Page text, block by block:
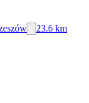
23.6 km